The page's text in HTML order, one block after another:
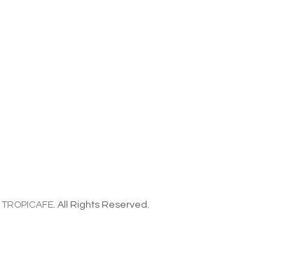
TROPICAFE. All Rights Reserved.